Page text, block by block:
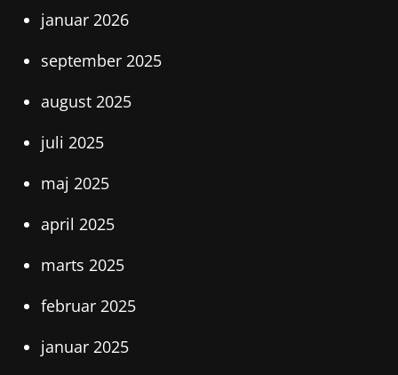
januar 2026
september 2025
august 2025
juli 2025
maj 2025
april 2025
marts 2025
februar 2025
januar 2025